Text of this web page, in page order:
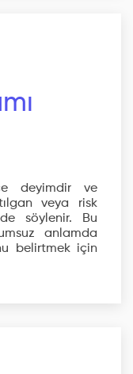
deyimdir ve
veya risk
söylenir. Bu
anlamda
belirtmek için